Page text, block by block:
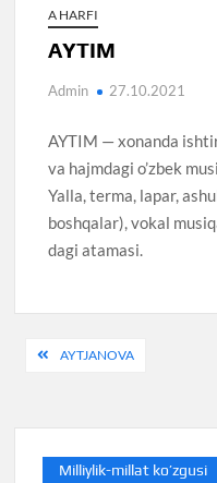
A HARFI
AYTIM
Admin 27.10.2021
AYTIM — xonanda
va hajmdagi o’zbek
Yalla, terma, lapar,
boshqalar), vokal
dagi atamasi.
PostAYTJANOVA
Milliylik-millat ko’zgusi